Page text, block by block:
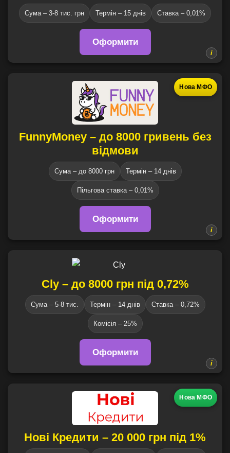
Сума – 3-8 тис. грн Термін – 15 днів Ставка – 0,01%
Оформити
Нова МФО
FunnyMoney – до 8000 гривень без
відмови
Сума – до 8000 грн Термін – 14 днів
Пільгова ставка – 0,01%
Оформити
Cly – до 8000 грн під 0,72%
Сума – 5-8 тис. Термін – 14 днів Ставка – 0,72%
Комісія – 25%
Оформити
Нова МФО
Нові Кредити – 20 000 грн під 1%